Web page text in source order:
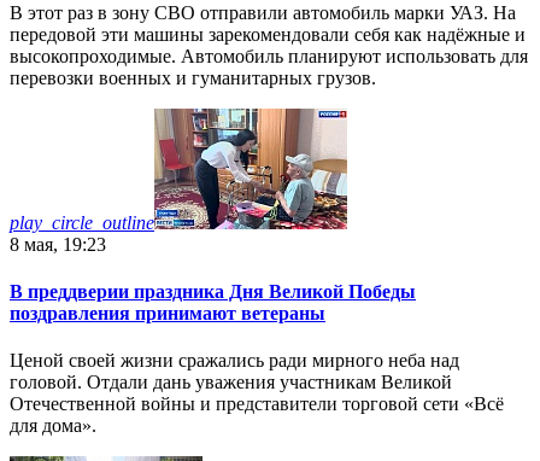
В этот раз в зону СВО отправили автомобиль марки УАЗ. На
передовой эти машины зарекомендовали себя как надёжные и
высокопроходимые. Автомобиль планируют использовать для
перевозки военных и гуманитарных грузов.
play_circle_outline
8 мая, 19:23
В преддверии праздника Дня Великой Победы
поздравления принимают ветераны
Ценой своей жизни сражались ради мирного неба над
головой. Отдали дань уважения участникам Великой
Отечественной войны и представители торговой сети «Всё
для дома».